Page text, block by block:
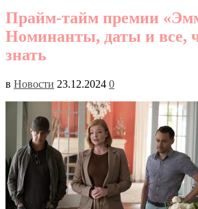
Прайм-тайм премии
Номинанты, даты и все,
знать
в Новости 23.12.2024 0